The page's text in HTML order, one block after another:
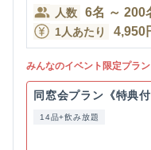
人数 6名 ～ 200
1人あたり 4,950
みんなのイベント限定プラン
同窓会プラン《特典付
14品+飲み放題